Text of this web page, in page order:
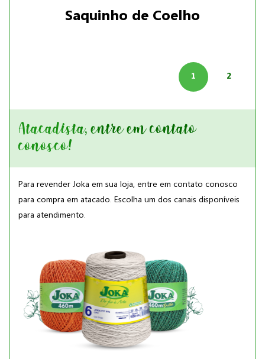
Saquinho de Coelho
1 2
Atacadista, entre em contato
conosco!
Para revender Joka em sua loja, entre em contato conosco
para compra em atacado. Escolha um dos canais disponíveis
para atendimento.